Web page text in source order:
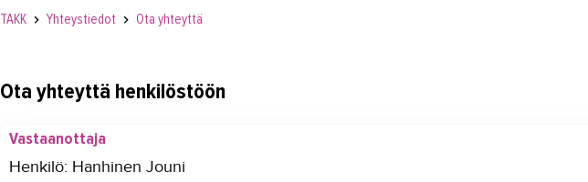
TAKK Yhteystiedot Ota yhteyttä
Ota yhteyttä henkilöstöön
Vastaanottaja
Henkilö: Hanhinen Jouni